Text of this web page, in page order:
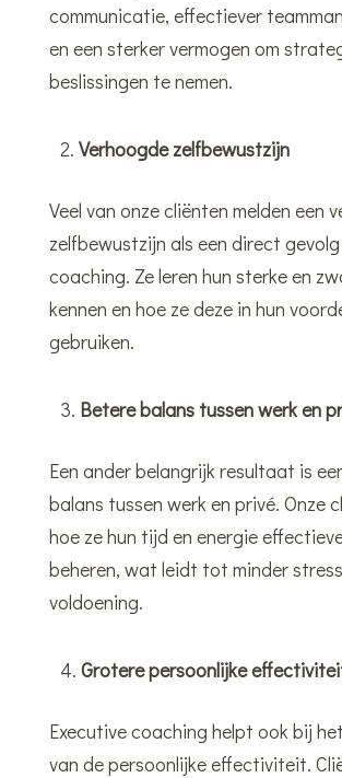
communicatie, effectiever
en een sterker vermogen om
beslissingen te nemen.
Verhoogde zelfbewustzijn
Veel van onze cliënten melden een
zelfbewustzijn als een direct
coaching. Ze leren hun sterke en
kennen en hoe ze deze in hun
gebruiken.
Betere balans tussen werk en
Een ander belangrijk resultaat is
balans tussen werk en privé. Onze
hoe ze hun tijd en energie
beheren, wat leidt tot minder
voldoening.
Grotere persoonlijke
Executive coaching helpt ook bij
van de persoonlijke effectiviteit.